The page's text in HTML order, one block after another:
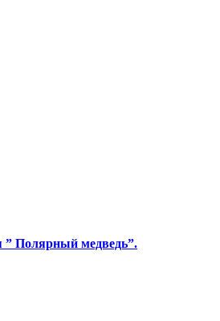
” Полярный медведь”.